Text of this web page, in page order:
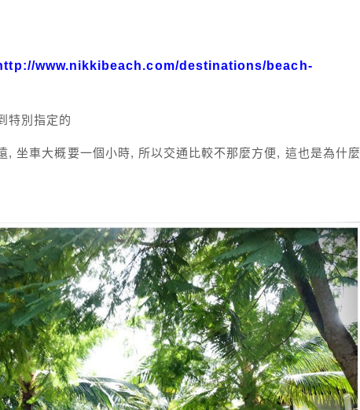
www.nikkibeach.com/destinations/beach-
特別指定的
坐車大概要一個小時, 所以交通比較不那麼方便, 這也是為什麼